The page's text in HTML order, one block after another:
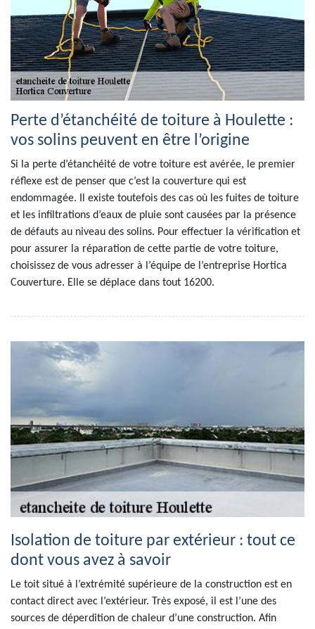
Perte d’étanchéité de toiture à Houlette :
vos solins peuvent en être l’origine
Si la perte d’étanchéité de votre toiture est avérée, le premier
réflexe est de penser que c’est la couverture qui est
endommagée. Il existe toutefois des cas où les fuites de toiture
et les infiltrations d’eaux de pluie sont causées par la présence
de défauts au niveau des solins. Pour effectuer la vérification et
pour assurer la réparation de cette partie de votre toiture,
choisissez de vous adresser à l’équipe de l’entreprise Hortica
Couverture. Elle se déplace dans tout 16200.
Isolation de toiture par extérieur : tout ce
dont vous avez à savoir
Le toit situé à l’extrémité supérieure de la construction est en
contact direct avec l’extérieur. Très exposé, il est l’une des
sources de déperdition de chaleur d’une construction. Afin